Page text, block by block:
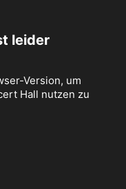
leider
Version, um
Hall nutzen zu